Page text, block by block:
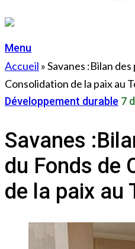
Menu
Accueil »Savanes :Bilan
Consolidation de la paix au
Développement durable 7
Savanes
du Fonds de
de la paix au